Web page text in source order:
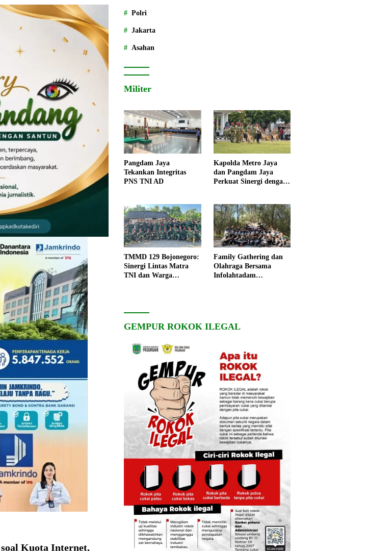
Kuota Internet,
Polri
Jakarta
Asahan
Militer
Pangdam Jaya
Tekankan Integritas
PNS TNI AD
Kapolda Metro Jaya
dan Pangdam Jaya
Perkuat Sinergi dengan
TMMD 129 Bojonegoro:
Sinergi Lintas Matra
TNI dan Warga
Family Gathering dan
Olahraga Bersama
Infolahtadam
GEMPUR ROKOK ILEGAL